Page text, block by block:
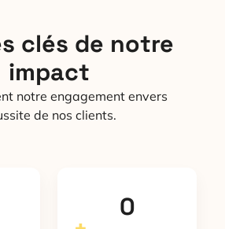
clés de notre
impact
notre engagement envers
de nos clients.
0